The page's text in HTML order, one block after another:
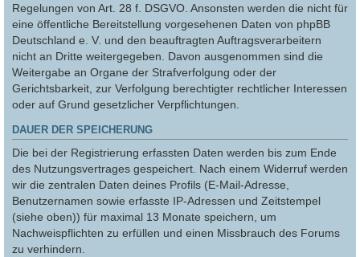
Regelungen von Art. 28 f. DSGVO. Ansonsten werden die nicht für
eine öffentliche Bereitstellung vorgesehenen Daten von phpBB
Deutschland e. V. und den beauftragten Auftragsverarbeitern
nicht an Dritte weitergegeben. Davon ausgenommen sind die
Weitergabe an Organe der Strafverfolgung oder der
Gerichtsbarkeit, zur Verfolgung berechtigter rechtlicher Interessen
oder auf Grund gesetzlicher Verpflichtungen.
DAUER DER SPEICHERUNG
Die bei der Registrierung erfassten Daten werden bis zum Ende
des Nutzungsvertrages gespeichert. Nach einem Widerruf werden
wir die zentralen Daten deines Profils (E-Mail-Adresse,
Benutzernamen sowie erfasste IP-Adressen und Zeitstempel
(siehe oben)) für maximal 13 Monate speichern, um
Nachweispflichten zu erfüllen und einen Missbrauch des Forums
zu verhindern.